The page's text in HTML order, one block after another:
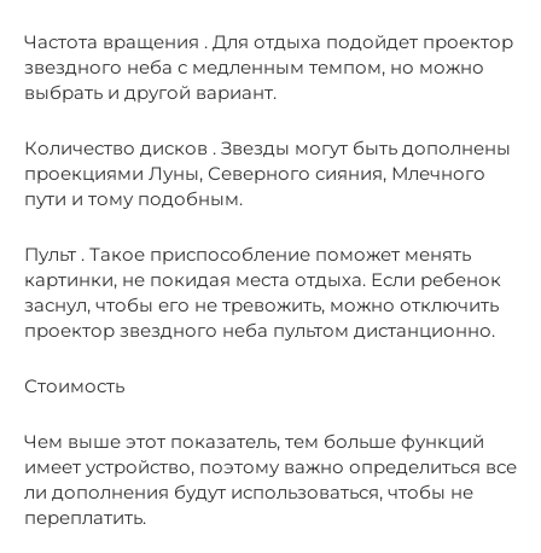
Частота вращения . Для отдыха подойдет проектор
звездного неба с медленным темпом, но можно
выбрать и другой вариант.
Количество дисков . Звезды могут быть дополнены
проекциями Луны, Северного сияния, Млечного
пути и тому подобным.
Пульт . Такое приспособление поможет менять
картинки, не покидая места отдыха. Если ребенок
заснул, чтобы его не тревожить, можно отключить
проектор звездного неба пультом дистанционно.
Стоимость
Чем выше этот показатель, тем больше функций
имеет устройство, поэтому важно определиться все
ли дополнения будут использоваться, чтобы не
переплатить.